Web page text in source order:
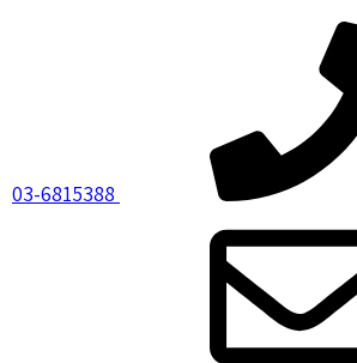
03-6815388